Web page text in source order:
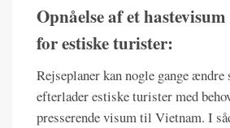
Opnåelse af et
for estiske turister:
Rejseplaner kan nogle gange
efterlader estiske turister med
presserende visum til Vietnam. I